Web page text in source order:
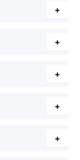
+
+
+
+
+